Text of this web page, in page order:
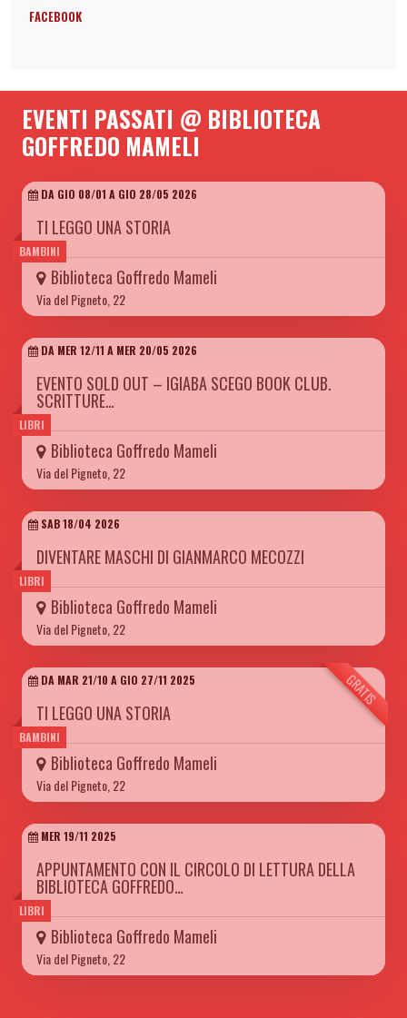
FACEBOOK
EVENTI PASSATI @ BIBLIOTECA
GOFFREDO MAMELI
BAMBINI
DA GIO 08/01 A GIO 28/05 2026
TI LEGGO UNA STORIA
Biblioteca Goffredo Mameli
Via del Pigneto, 22
LIBRI
DA MER 12/11 A MER 20/05 2026
EVENTO SOLD OUT – IGIABA SCEGO BOOK CLUB.
SCRITTURE…
Biblioteca Goffredo Mameli
Via del Pigneto, 22
LIBRI
SAB 18/04 2026
DIVENTARE MASCHI DI GIANMARCO MECOZZI
Biblioteca Goffredo Mameli
Via del Pigneto, 22
BAMBINI
GRATIS
DA MAR 21/10 A GIO 27/11 2025
TI LEGGO UNA STORIA
Biblioteca Goffredo Mameli
Via del Pigneto, 22
LIBRI
MER 19/11 2025
APPUNTAMENTO CON IL CIRCOLO DI LETTURA DELLA
BIBLIOTECA GOFFREDO…
Biblioteca Goffredo Mameli
Via del Pigneto, 22